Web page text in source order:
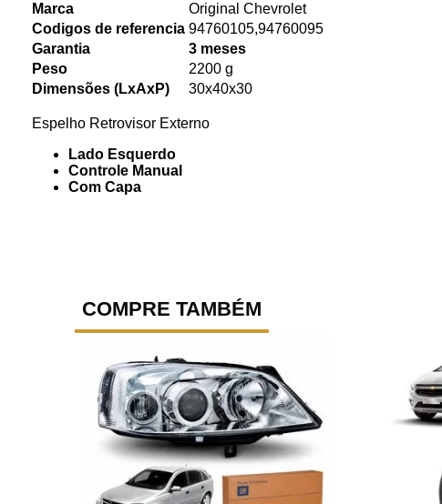
Marca
Original Chevrolet
Codigos de referencia 94760105,94760095
Garantia
3 meses
Peso
2200 g
Dimensões (LxAxP)
30x40x30
Espelho Retrovisor Externo
Lado Esquerdo
Controle Manual
Com Capa
COMPRE TAMBÉM